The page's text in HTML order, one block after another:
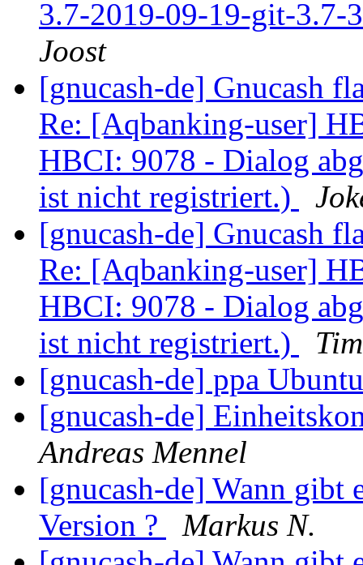
3.7-2019-09-19-git-3.7-
Joost
[gnucash-de] Gnucash
Re: [Aqbanking-user]
HBCI: 9078 - Dialog
ist nicht registriert.)
[gnucash-de] Gnucash
Re: [Aqbanking-user]
HBCI: 9078 - Dialog
ist nicht registriert.)
[gnucash-de] ppa
[gnucash-de]
Andreas Mennel
[gnucash-de] Wann gibt
Version ?
Markus N.